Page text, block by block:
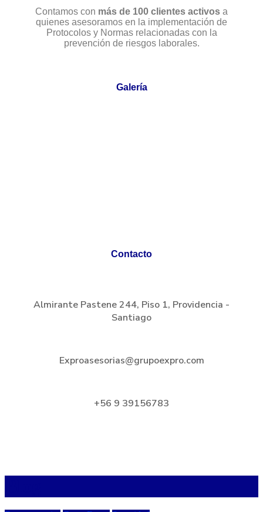
Contamos con más de 100 clientes activos a
quienes asesoramos en la implementación de
Protocolos y Normas relacionadas con la
prevención de riesgos laborales.
Galería
Contacto
Almirante Pastene 244, Piso 1, Providencia -
Santiago
Exproasesorias@grupoexpro.com
+56 9 39156783